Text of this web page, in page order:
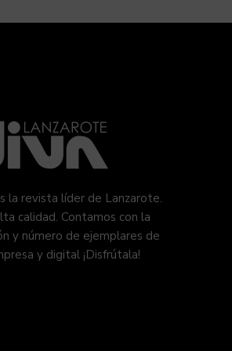
la revista líder de Lanzarote.
calidad. Contamos con la
y número de ejemplares de
y digital ¡Disfrútala!